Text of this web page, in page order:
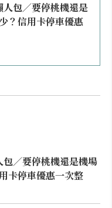
包／要停桃機還是
？信用卡停車優惠
／要停桃機還是機場
卡停車優惠一次整